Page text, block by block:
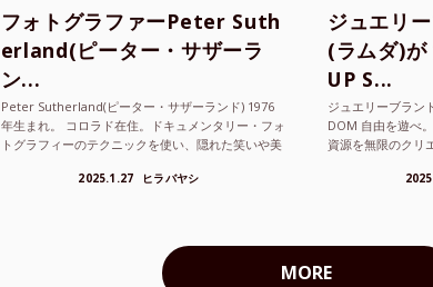
フォトグラファーPeter Suth
erland(ピーター・サザーラ
ン...
Peter Sutherland(ピーター・サザーランド) 1976
年生まれ。 コロラド在住。ドキュメンタリー・フォ
トグラフィーのテクニックを使い、隠れた笑いや美
2025.1.27 ヒラバヤシ
ジュエリ
(ラムダ)が
UP S...
ジュエリーブラン
DOM 自由を遊べ
資源を無限のクリ
MORE